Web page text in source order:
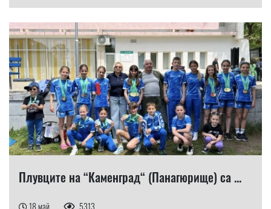
Плувците на “Каменград“ (Панагюрище) са ...
18 май 5313